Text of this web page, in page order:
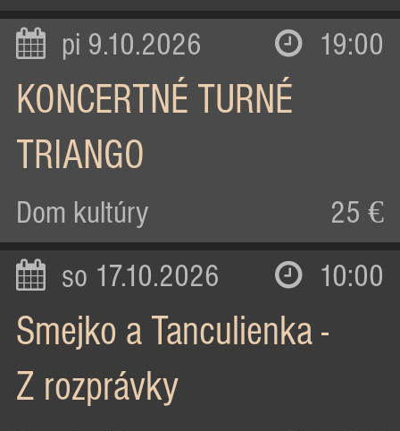
pi 9.10.2026 19:00
KONCERTNÉ TURNÉ
TRIANGO
Dom kultúry 25 €
so 17.10.2026 10:00
Smejko a Tanculienka -
Z rozprávky